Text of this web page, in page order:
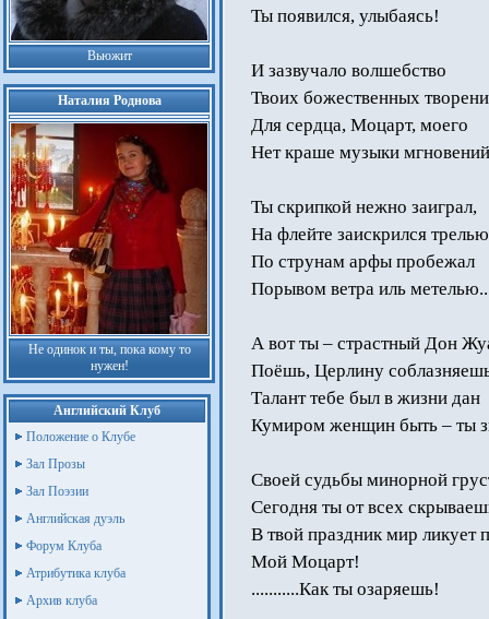
Вьюжит
Наталия Роднова
Не одинок и ты, пока кому то
нужен!
Английский Клуб
Положение о Клубе
Зал Прозы
Зал Поэзии
Английская дуэль
Форум Клуба
Атрибутика клуба
Архив клуба
Ты появился, улыбаясь!
И зазвучало волшебство
Твоих божественных
Для сердца, Моцарт, моего
Нет краше музыки
Ты скрипкой нежно заиграл,
На флейте заискрился
По струнам арфы пробежал
Порывом ветра иль
А вот ты – страстный Дон
Поёшь, Церлину
Талант тебе был в жизни дан
Кумиром женщин быть – ты
Своей судьбы минорной
Сегодня ты от всех
В твой праздник мир ликует
Мой Моцарт!
...........Как ты озаряешь!